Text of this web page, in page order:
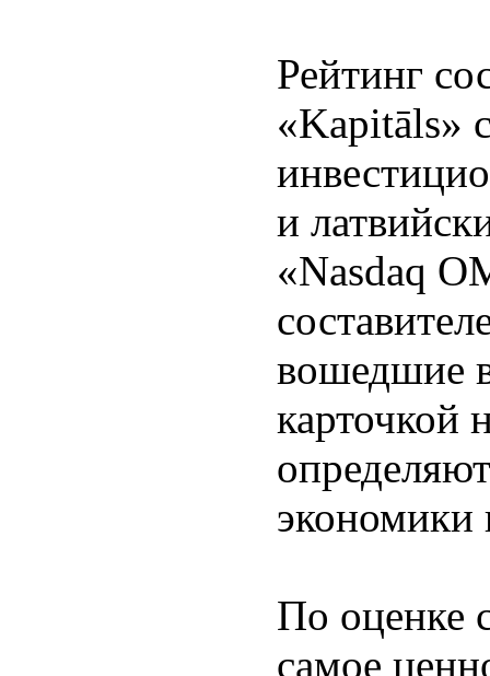
Рейтинг
«Kapitāls»
и
«Nasdaq
вошедшие
карточкой
экономики
По оценке
самое